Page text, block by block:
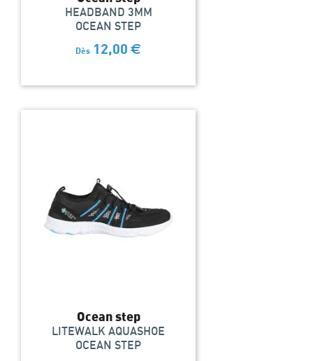
HEADBAND 3MM
OCEAN STEP
Dès 12,00 €
Ocean step
LITEWALK AQUASHOE
OCEAN STEP